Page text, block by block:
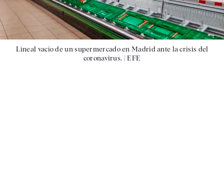
Lineal vacío de un supermercado en Madrid ante la crisis del
coronavirus. |EFE